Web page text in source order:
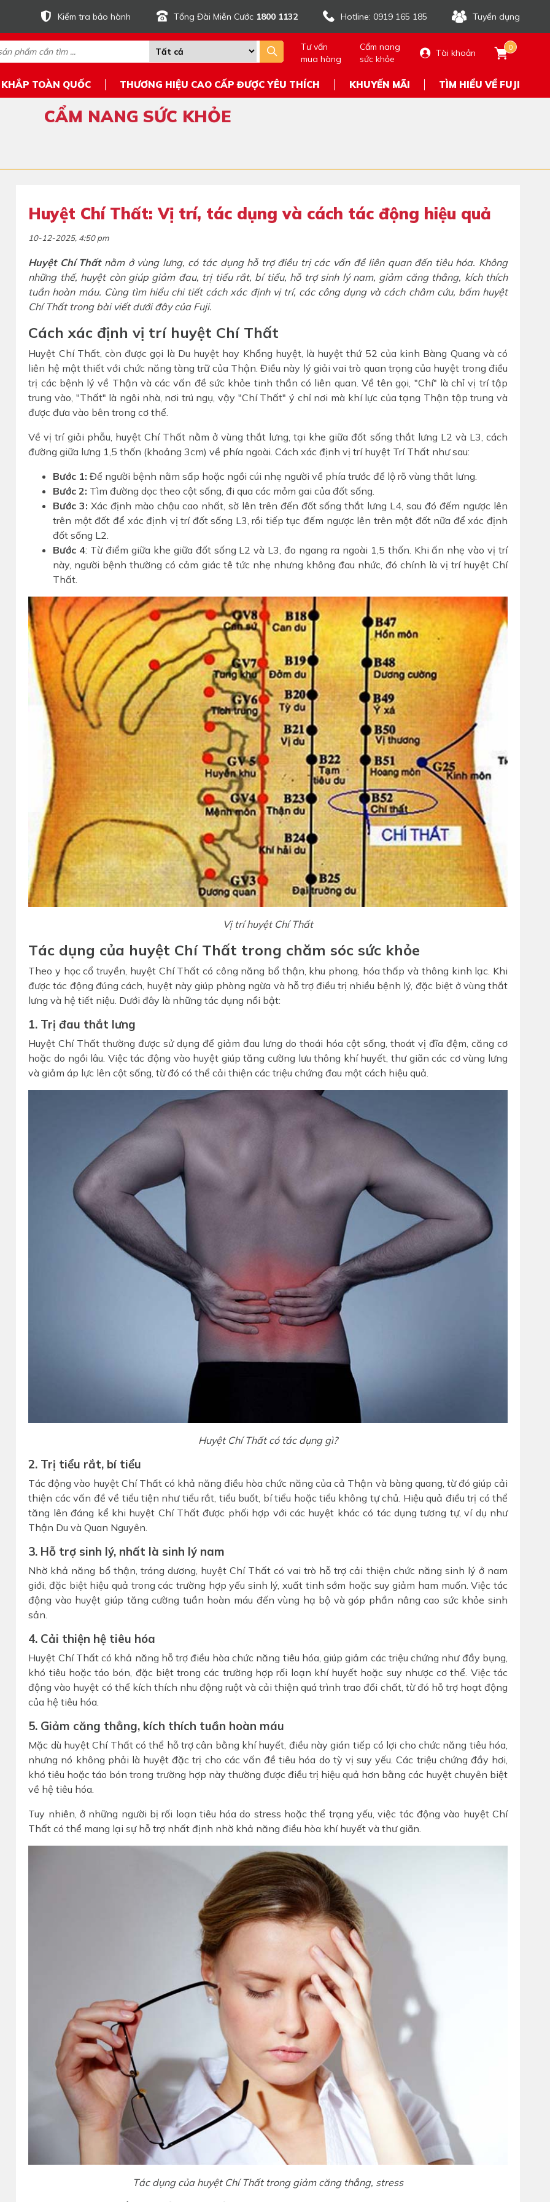
Kiểm tra bảo hành Tổng Đài Miễn Cước 1800 1132 Hotline: 0919 165 185 Tuyển dụng
Tư vấn
mua hàng
Cẩm nang
sức khỏe
Tài khoản
0
TOÀN QUỐC THƯƠNG HIỆU CAO CẤP ĐƯỢC YÊU THÍCH KHUYẾN MÃI TÌM HIỂU VỀ FUJI
CẨM NANG SỨC KHỎE
Huyệt Chí Thất: Vị trí, tác dụng và cách tác động hiệu quả
10-12-2025, 4:50 pm
Huyệt Chí Thấtnằm ở vùng lưng, có tác dụng hỗ trợ điều trị các vấn đề liên quan đến tiêu hóa. Không
những thế, huyệt còn giúp giảm đau, trị tiểu rắt, bí tiểu, hỗ trợ sinh lý nam, giảm căng thẳng, kích thích
tuần hoàn máu. Cùng tìm hiểu chi tiết cách xác định vị trí, các công dụng và cách châm cứu, bấm huyệt
Chí Thất trong bài viết dưới đây của Fuji.
Cách xác định vị trí huyệt Chí Thất
Huyệt Chí Thất, còn được gọi là Du huyệt hay Khổng huyệt, là huyệt thứ 52 của kinh Bàng Quang và có
liên hệ mật thiết với chức năng tàng trữ của Thận. Điều này lý giải vai trò quan trọng của huyệt trong điều
trị các bệnh lý về Thận và các vấn đề sức khỏe tinh thần có liên quan. Về tên gọi, "Chí" là chỉ vị trí tập
trung vào, "Thất" là ngôi nhà, nơi trú ngụ, vậy "Chí Thất" ý chỉ nơi mà khí lực của tạng Thận tập trung và
được đưa vào bên trong cơ thể.
Về vị trí giải phẫu, huyệt Chí Thất nằm ở vùng thắt lưng, tại khe giữa đốt sống thắt lưng L2 và L3, cách
đường giữa lưng 1,5 thốn (khoảng 3cm) về phía ngoài. Cách xác định vị trí huyệt Trí Thất như sau:
Bước 1: Để người bệnh nằm sấp hoặc ngồi cúi nhẹ người về phía trước để lộ rõ vùng thắt lưng.
Bước 2: Tìm đường dọc theo cột sống, đi qua các mỏm gai của đốt sống.
Bước 3: Xác định mào chậu cao nhất, sờ lên trên đến đốt sống thắt lưng L4, sau đó đếm ngược lên
trên một đốt để xác định vị trí đốt sống L3, rồi tiếp tục đếm ngược lên trên một đốt nữa để xác định
đốt sống L2.
Bước 4: Từ điểm giữa khe giữa đốt sống L2 và L3, đo ngang ra ngoài 1,5 thốn. Khi ấn nhẹ vào vị trí
này, người bệnh thường có cảm giác tê tức nhẹ nhưng không đau nhức, đó chính là vị trí huyệt Chí
Thất.
Vị trí huyệt Chí Thất
Tác dụng của huyệt Chí Thất trong chăm sóc sức khỏe
Theo y học cổ truyền, huyệt Chí Thất có công năng bổ thận, khu phong, hóa thấp và thông kinh lạc. Khi
được tác động đúng cách, huyệt này giúp phòng ngừa và hỗ trợ điều trị nhiều bệnh lý, đặc biệt ở vùng thắt
lưng và hệ tiết niệu. Dưới đây là những tác dụng nổi bật:
1. Trị đau thắt lưng
Huyệt Chí Thất thường được sử dụng để giảm đau lưng do thoái hóa cột sống, thoát vị đĩa đệm, căng cơ
hoặc do ngồi lâu. Việc tác động vào huyệt giúp tăng cường lưu thông khí huyết, thư giãn các cơ vùng lưng
và giảm áp lực lên cột sống, từ đó có thể cải thiện các triệu chứng đau một cách hiệu quả.
Huyệt Chí Thất có tác dụng gì?
2. Trị tiểu rắt, bí tiểu
Tác động vào huyệt Chí Thất có khả năng điều hòa chức năng của cả Thận và bàng quang, từ đó giúp cải
thiện các vấn đề về tiểu tiện như tiểu rắt, tiểu buốt, bí tiểu hoặc tiểu không tự chủ. Hiệu quả điều trị có thể
tăng lên đáng kể khi huyệt Chí Thất được phối hợp với các huyệt khác có tác dụng tương tự, ví dụ như
Thận Du và Quan Nguyên.
3. Hỗ trợ sinh lý, nhất là sinh lý nam
Nhờ khả năng bổ thận, tráng dương, huyệt Chí Thất có vai trò hỗ trợ cải thiện chức năng sinh lý ở nam
giới, đặc biệt hiệu quả trong các trường hợp yếu sinh lý, xuất tinh sớm hoặc suy giảm ham muốn. Việc tác
động vào huyệt giúp tăng cường tuần hoàn máu đến vùng hạ bộ và góp phần nâng cao sức khỏe sinh
sản.
4. Cải thiện hệ tiêu hóa
Huyệt Chí Thất có khả năng hỗ trợ điều hòa chức năng tiêu hóa, giúp giảm các triệu chứng như đầy bụng,
khó tiêu hoặc táo bón, đặc biệt trong các trường hợp rối loạn khí huyết hoặc suy nhược cơ thể. Việc tác
động vào huyệt có thể kích thích nhu động ruột và cải thiện quá trình trao đổi chất, từ đó hỗ trợ hoạt động
của hệ tiêu hóa.
5. Giảm căng thẳng, kích thích tuần hoàn máu
Mặc dù huyệt Chí Thất có thể hỗ trợ cân bằng khí huyết, điều này gián tiếp có lợi cho chức năng tiêu hóa,
nhưng nó không phải là huyệt đặc trị cho các vấn đề tiêu hóa do tỳ vị suy yếu. Các triệu chứng đầy hơi,
khó tiêu hoặc táo bón trong trường hợp này thường được điều trị hiệu quả hơn bằng các huyệt chuyên biệt
về hệ tiêu hóa.
Tuy nhiên, ở những người bị rối loạn tiêu hóa do stress hoặc thể trạng yếu, việc tác động vào huyệt Chí
Thất có thể mang lại sự hỗ trợ nhất định nhờ khả năng điều hòa khí huyết và thư giãn.
Tác dụng của huyệt Chí Thất trong giảm căng thẳng, stress